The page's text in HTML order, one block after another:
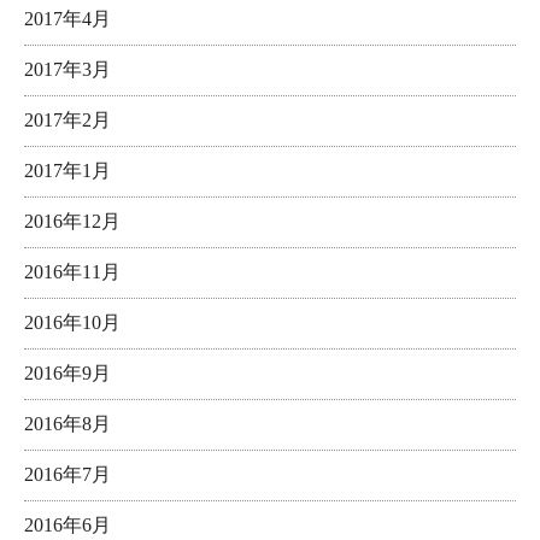
2017年4月
2017年3月
2017年2月
2017年1月
2016年12月
2016年11月
2016年10月
2016年9月
2016年8月
2016年7月
2016年6月